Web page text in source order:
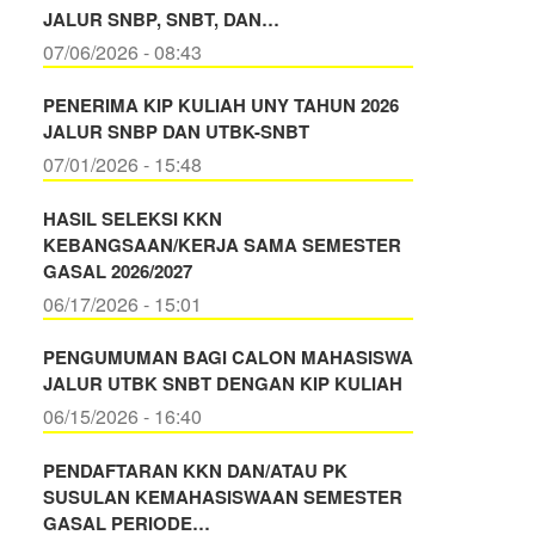
JALUR SNBP, SNBT, DAN…
07/06/2026 - 08:43
PENERIMA KIP KULIAH UNY TAHUN 2026
JALUR SNBP DAN UTBK-SNBT
07/01/2026 - 15:48
HASIL SELEKSI KKN
KEBANGSAAN/KERJA SAMA SEMESTER
GASAL 2026/2027
06/17/2026 - 15:01
PENGUMUMAN BAGI CALON MAHASISWA
JALUR UTBK SNBT DENGAN KIP KULIAH
06/15/2026 - 16:40
PENDAFTARAN KKN DAN/ATAU PK
SUSULAN KEMAHASISWAAN SEMESTER
GASAL PERIODE…